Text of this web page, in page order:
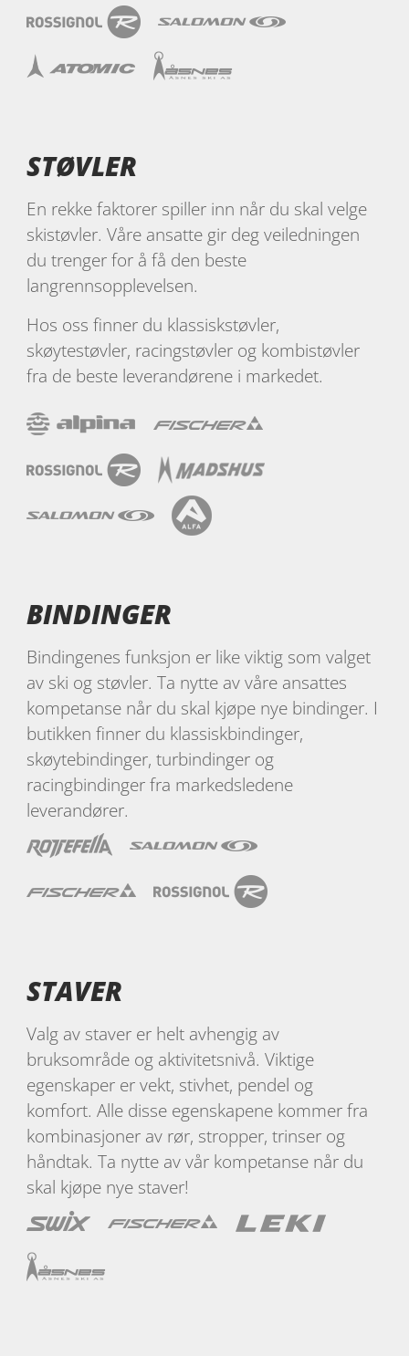
STØVLER
En rekke faktorer spiller inn når du skal velge
skistøvler. Våre ansatte gir deg veiledningen
du trenger for å få den beste
langrennsopplevelsen.
Hos oss finner du klassiskstøvler,
skøytestøvler, racingstøvler og kombistøvler
fra de beste leverandørene i markedet.
BINDINGER
Bindingenes funksjon er like viktig som valget
av ski og støvler. Ta nytte av våre ansattes
kompetanse når du skal kjøpe nye bindinger. I
butikken finner du klassiskbindinger,
skøytebindinger, turbindinger og
racingbindinger fra markedsledene
leverandører.
STAVER
Valg av staver er helt avhengig av
bruksområde og aktivitetsnivå. Viktige
egenskaper er vekt, stivhet, pendel og
komfort. Alle disse egenskapene kommer fra
kombinasjoner av rør, stropper, trinser og
håndtak. Ta nytte av vår kompetanse når du
skal kjøpe nye staver!